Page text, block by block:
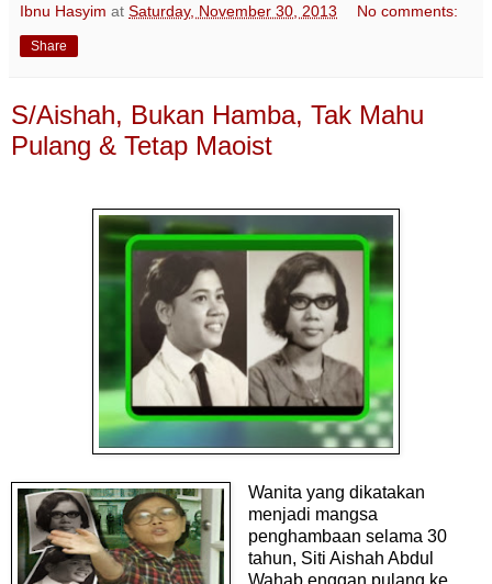
Ibnu Hasyim at Saturday, November 30, 2013 No comments:
Share
S/Aishah, Bukan Hamba, Tak Mahu
Pulang & Tetap Maoist
Wanita yang dikatakan
menjadi mangsa
penghambaan selama 30
tahun, Siti Aishah Abdul